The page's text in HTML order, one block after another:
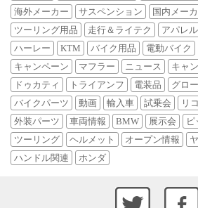
海外メーカー
サスペンション 国内メー
ツーリング用品
走行＆ライテク アパレル
ハーレー
KTM バイク用品 電動バイク
キャンペーン
マフラー ニュース
キャ
ドゥカティ
トライアンフ 電装品 グロ
バイクパーツ
動画 輸入車 試乗会 リ
外装パーツ
車両情報 BMW 展示会
ピ
ツーリング
ヘルメット オープン情報
ハンドル関連
ホンダ